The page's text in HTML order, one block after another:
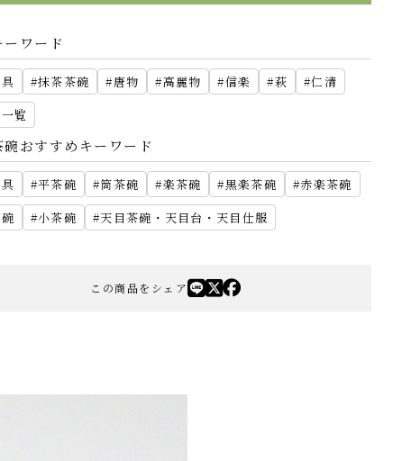
ーワード
抹茶茶碗 唐物 高麗物 信楽 萩
仁清
覧
碗おすすめキーワード
平茶碗 筒茶碗 楽茶碗 黒楽茶碗
赤楽茶碗
小茶碗 天目茶碗・天目台・天目仕服
この商品をシェア